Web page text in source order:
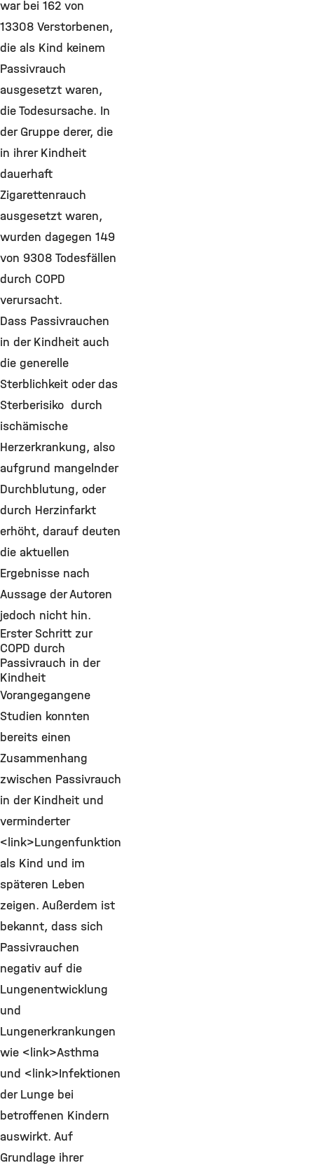
war bei 162 von
13308 Verstorbenen,
die als Kind keinem
Passivrauch
ausgesetzt waren,
die Todesursache. In
der Gruppe derer, die
in ihrer Kindheit
dauerhaft
Zigarettenrauch
ausgesetzt waren,
wurden dagegen 149
von 9308 Todesfällen
durch COPD
verursacht.
Dass Passivrauchen
in der Kindheit auch
die generelle
Sterblichkeit oder das
Sterberisiko durch
ischämische
Herzerkrankung, also
aufgrund mangelnder
Durchblutung, oder
durch Herzinfarkt
erhöht, darauf deuten
die aktuellen
Ergebnisse nach
Aussage der Autoren
jedoch nicht hin.
Erster Schritt zur
COPD durch
Passivrauch in der
Kindheit
Vorangegangene
Studien konnten
bereits einen
Zusammenhang
zwischen Passivrauch
in der Kindheit und
verminderter
<link>Lungenfunktion
als Kind und im
späteren Leben
zeigen. Außerdem ist
bekannt, dass sich
Passivrauchen
negativ auf die
Lungenentwicklung
und
Lungenerkrankungen
wie <link>Asthma
und <link>Infektionen
der Lunge bei
betroffenen Kindern
auswirkt. Auf
Grundlage ihrer